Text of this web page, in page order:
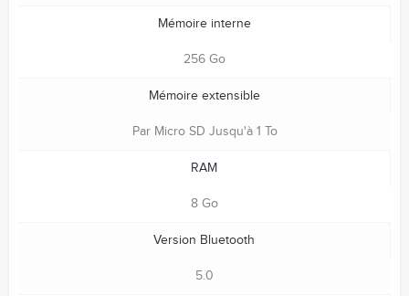
Mémoire interne
256 Go
Mémoire extensible
Par Micro SD Jusqu'à 1 To
RAM
8 Go
Version Bluetooth
5.0